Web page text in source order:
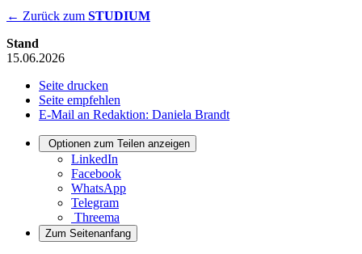
← Zurück zum STUDIUM
Stand
15.06.2026
Seite drucken
Seite empfehlen
E-Mail an Redaktion: Daniela Brandt
Optionen zum Teilen anzeigen
LinkedIn
Facebook
WhatsApp
Telegram
Threema
Zum Seitenanfang